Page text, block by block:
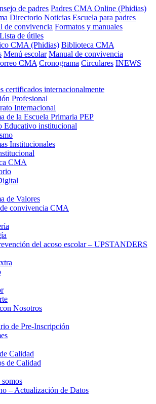
de padres Padres CMA Online (Phidias)
Directorio Noticias Escuela para padres
de convivencia Formatos y manuales
Lista de útiles
CMA (Phidias) Biblioteca CMA
Menú escolar Manual de convivencia
CMA Cronograma Circulares INEWS
certificados internacionalmente
Profesional
Internacional
de la Escuela Primaria PEP
Educativo institucional
Institucionales
CMA
de Valores
convivencia CMA
del acoso escolar – UPSTANDERS
Nosotros
de Pre-Inscripción
Calidad
de Calidad
– Actualización de Datos